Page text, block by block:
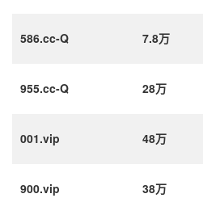
586.cc-Q 7.8万
955.cc-Q 28万
001.vip 48万
900.vip 38万